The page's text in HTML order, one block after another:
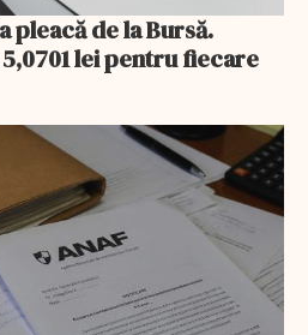
pleacă de la Bursă.
lei pentru fiecare